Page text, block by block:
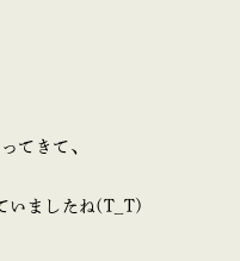
てきて、
いましたね(T_T)